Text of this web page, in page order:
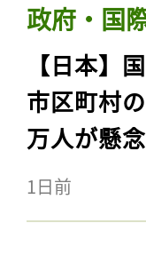
政府・国
【日本】
市区町村
万人が懸
1日前